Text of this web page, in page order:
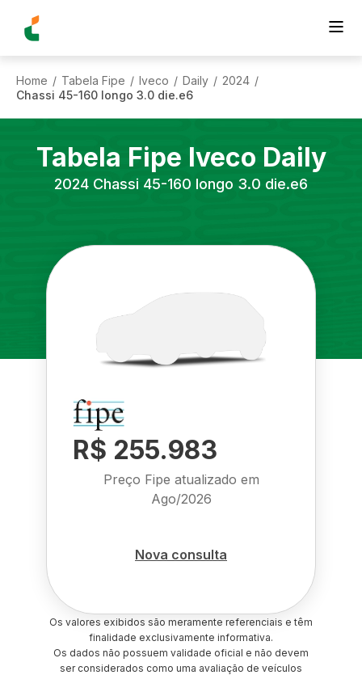
Home / Tabela Fipe / Iveco / Daily / 2024 /
Chassi 45-160 longo 3.0 die.e6
Tabela Fipe Iveco Daily
2024 Chassi 45-160 longo 3.0 die.e6
R$ 255.983
Preço Fipe atualizado em
Ago/2026
Nova consulta
Os valores exibidos são meramente referenciais e têm
finalidade exclusivamente informativa.
Os dados não possuem validade oficial e não devem
ser considerados como uma avaliação de veículos